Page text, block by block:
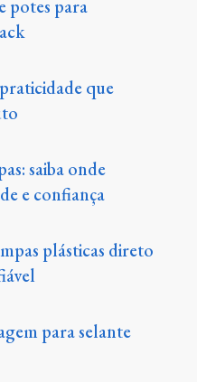
potes para
que
saiba onde
e confiança
plásticas direto
para selante